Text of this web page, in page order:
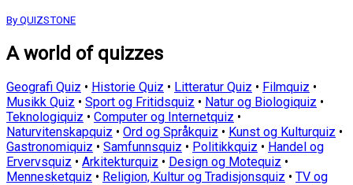
By QUIZSTONE
A world of quizzes
Geografi Quiz • Historie Quiz • Litteratur Quiz • Filmquiz •
Musikk Quiz • Sport og Fritidsquiz • Natur og Biologiquiz •
Teknologiquiz • Computer og Internetquiz •
Naturvitenskapquiz • Ord og Språkquiz • Kunst og Kulturquiz •
Gastronomiquiz • Samfunnsquiz • Politikkquiz • Handel og
Ervervsquiz • Arkitekturquiz • Design og Motequiz •
Mennesketquiz • Religion, Kultur og Tradisjonsquiz • TV og